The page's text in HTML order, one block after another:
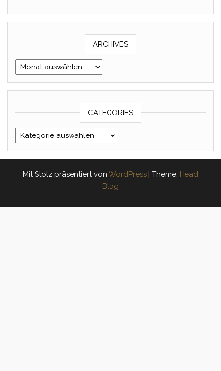
ARCHIVES
Archives
CATEGORIES
Categories
Mit Stolz präsentiert von WordPress | Theme: Head
Blog